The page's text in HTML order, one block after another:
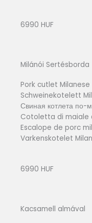
6990 HUF
Milánói Sertésborda
Pork cutlet Milanese
Schweinekotelett
Свиная котлета по-
Cotoletta di maiale
Escalope de porc
Varkenskotelet
6990 HUF
Kacsamell almával